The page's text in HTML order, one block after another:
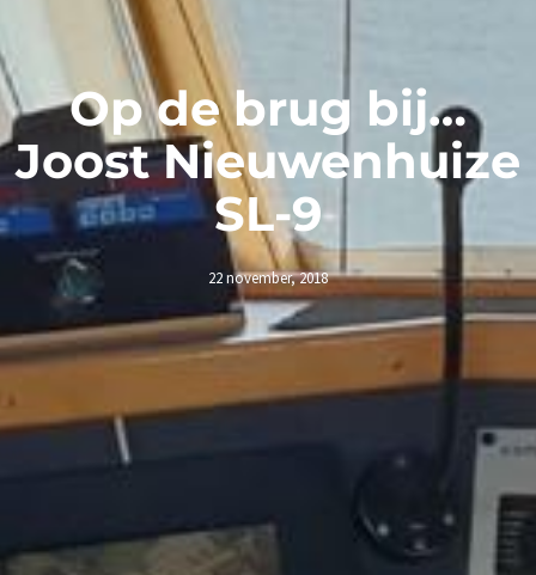
Op de brug bij…
Joost Nieuwenhuize
SL-9
22 november, 2018